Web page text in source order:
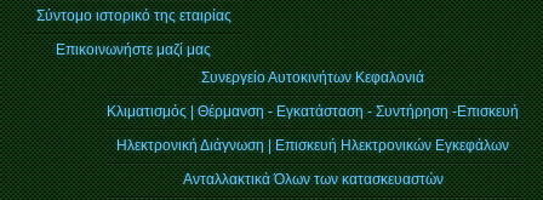
Σύντομο ιστορικό της εταιρίας
Επικοινωνήστε μαζί μας
Συνεργείο Αυτοκινήτων Κεφαλονιά
Κλιματισμός | Θέρμανση - Εγκατάσταση - Συντήρηση -Επισκευή
Ηλεκτρονική Διάγνωση | Επισκευή Ηλεκτρονικών Εγκεφάλων
Ανταλλακτικά Όλων των κατασκευαστών